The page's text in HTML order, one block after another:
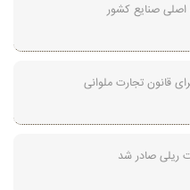
اصلی صنایع کشور
قانون تجارت ملوانی
ریلی صادر شد